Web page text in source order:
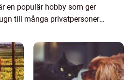
en populär hobby som ger
till många privatpersoner.
av olika sjukdomar...